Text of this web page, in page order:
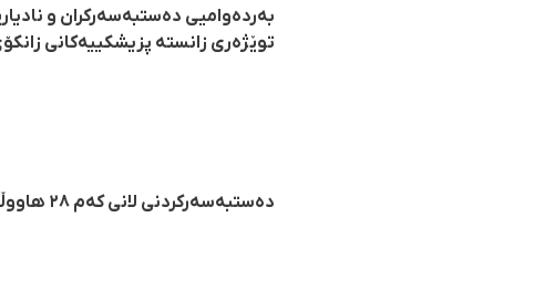
بەردەوامیی دەستبەسەرکران و
توێژەری زانستە پزیشکییەکانی
دەستبەسەرکردنی لانی کەم ٢٨ هاووڵاتیی کورد لە شارە جیاجیاکان